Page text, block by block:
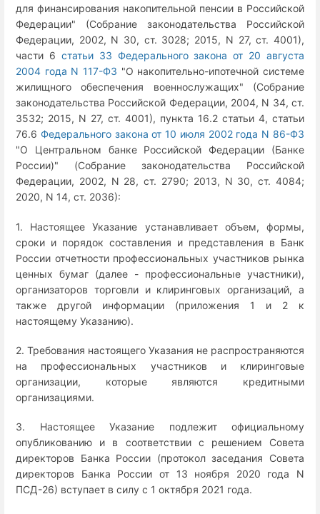
для финансирования накопительной пенсии в Российской
Федерации" (Собрание законодательства Российской
Федерации, 2002, N 30, ст. 3028; 2015, N 27, ст. 4001),
части 6 статьи 33 Федерального закона от 20 августа
2004 года N 117-ФЗ "О накопительно-ипотечной системе
жилищного обеспечения военнослужащих" (Собрание
законодательства Российской Федерации, 2004, N 34, ст.
3532; 2015, N 27, ст. 4001), пункта 16.2 статьи 4, статьи
76.6 Федерального закона от 10 июля 2002 года N 86-ФЗ
"О Центральном банке Российской Федерации (Банке
России)" (Собрание законодательства Российской
Федерации, 2002, N 28, ст. 2790; 2013, N 30, ст. 4084;
2020, N 14, ст. 2036):
1. Настоящее Указание устанавливает объем, формы,
сроки и порядок составления и представления в Банк
России отчетности профессиональных участников рынка
ценных бумаг (далее - профессиональные участники),
организаторов торговли и клиринговых организаций, а
также другой информации (приложения 1 и 2 к
настоящему Указанию).
2. Требования настоящего Указания не распространяются
на профессиональных участников и клиринговые
организации, которые являются кредитными
организациями.
3. Настоящее Указание подлежит официальному
опубликованию и в соответствии с решением Совета
директоров Банка России (протокол заседания Совета
директоров Банка России от 13 ноября 2020 года N
ПСД-26) вступает в силу с 1 октября 2021 года.